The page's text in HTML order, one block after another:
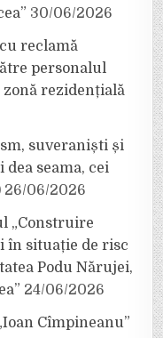
30/06/2026
reclamă
personalul
rezidențială
suveraniști și
seama, cei
26/06/2026
„Construire
în situație de risc
Podu Nărujei,
24/06/2026
Cîmpineanu”